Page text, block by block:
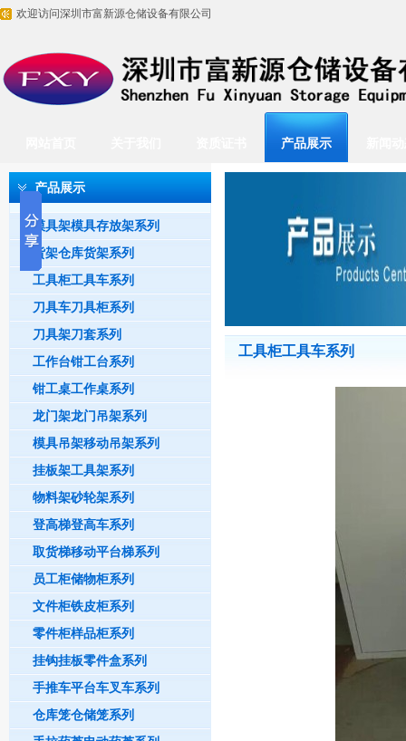
欢迎访问深圳市富新源仓储设备有限公司
产品展示
产品展示
模具架模具存放架系列
货架仓库货架系列
工具柜工具车系列
刀具车刀具柜系列
刀具架刀套系列
工作台钳工台系列
钳工桌工作桌系列
龙门架龙门吊架系列
模具吊架移动吊架系列
挂板架工具架系列
物料架砂轮架系列
登高梯登高车系列
取货梯移动平台梯系列
员工柜储物柜系列
文件柜铁皮柜系列
零件柜样品柜系列
挂钩挂板零件盒系列
手推车平台车叉车系列
仓库笼仓储笼系列
工具柜工具车系列